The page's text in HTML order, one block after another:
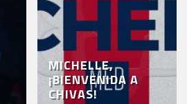
MICHELLE,
¡BIENVENIDA A
CHIVAS!